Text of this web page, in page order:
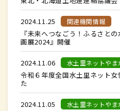
2024.11.25 関連機関情報
『未来へつなごう！ふるさと
画展2024』開催
2024.11.06 水土里ネットやま
令和６年度全国水土里ネット
た
2024.11.05 水土里ネットやま